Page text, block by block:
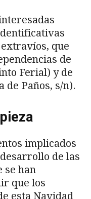
que
de
Ferial) y de
de Paños, s/n).
implicados
de las
se han
que los
esta Navidad